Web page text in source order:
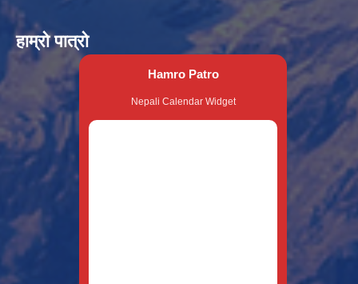
हाम्रो पात्रो
Hamro Patro
Nepali Calendar Widget